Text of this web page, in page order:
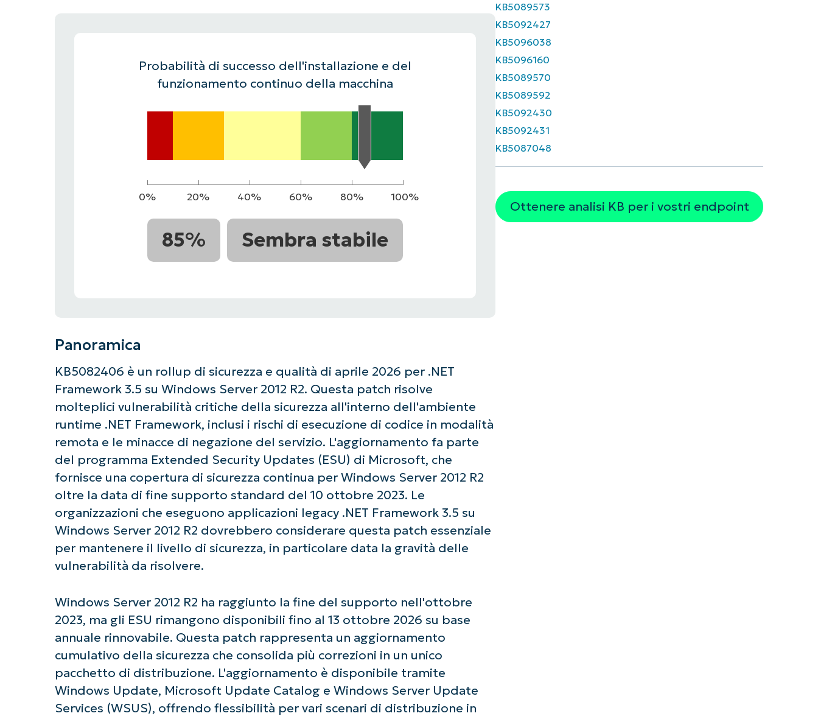
Probabilità di successo dell'installazione e del
funzionamento continuo della macchina
0% 20% 40% 60% 80% 100%
85% Sembra stabile
Panoramica
KB5082406 è un rollup di sicurezza e qualità di aprile 2026 per .NET
Framework 3.5 su Windows Server 2012 R2. Questa patch risolve
molteplici vulnerabilità critiche della sicurezza all'interno dell'ambiente
runtime .NET Framework, inclusi i rischi di esecuzione di codice in modalità
remota e le minacce di negazione del servizio. L'aggiornamento fa parte
del programma Extended Security Updates (ESU) di Microsoft, che
fornisce una copertura di sicurezza continua per Windows Server 2012 R2
oltre la data di fine supporto standard del 10 ottobre 2023. Le
organizzazioni che eseguono applicazioni legacy .NET Framework 3.5 su
Windows Server 2012 R2 dovrebbero considerare questa patch essenziale
per mantenere il livello di sicurezza, in particolare data la gravità delle
vulnerabilità da risolvere.
Windows Server 2012 R2 ha raggiunto la fine del supporto nell'ottobre
2023, ma gli ESU rimangono disponibili fino al 13 ottobre 2026 su base
annuale rinnovabile. Questa patch rappresenta un aggiornamento
cumulativo della sicurezza che consolida più correzioni in un unico
pacchetto di distribuzione. L'aggiornamento è disponibile tramite
Windows Update, Microsoft Update Catalog e Windows Server Update
Services (WSUS), offrendo flessibilità per vari scenari di distribuzione in
KB5089573
KB5092427
KB5096038
KB5096160
KB5089570
KB5089592
KB5092430
KB5092431
KB5087048
Ottenere analisi KB per i vostri endpoint